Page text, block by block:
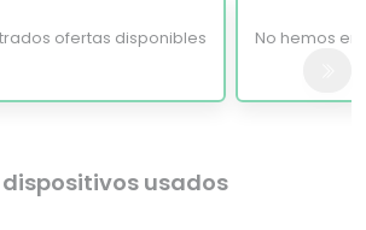
ofertas disponibles No hemos
dispositivos usados